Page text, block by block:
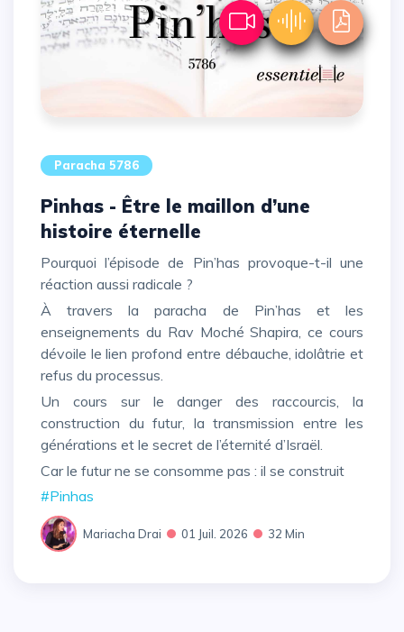
Paracha 5786
Pinhas - Être le maillon d’une
histoire éternelle
Pourquoi l’épisode de Pin’has provoque-t-il une
réaction aussi radicale ?
À travers la paracha de Pin’has et les
enseignements du Rav Moché Shapira, ce cours
dévoile le lien profond entre débauche, idolâtrie et
refus du processus.
Un cours sur le danger des raccourcis, la
construction du futur, la transmission entre les
générations et le secret de l’éternité d’Israël.
Car le futur ne se consomme pas : il se construit
#Pinhas
Mariacha Drai 01 Juil. 2026 32 Min